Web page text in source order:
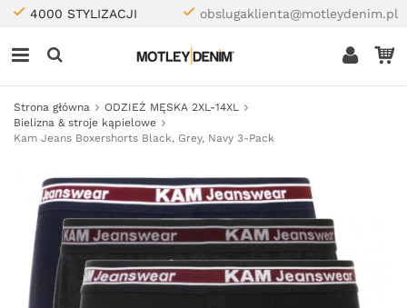
4000 STYLIZACJI obslugaklienta@motleydenim.pl
Strona główna
ODZIEŻ MĘSKA 2XL-14XL
Bielizna & stroje kąpielowe
Kam Jeans Boxershorts Black, Grey, Navy 3-Pack